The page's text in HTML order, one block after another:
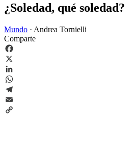
¿Soledad, qué soledad?
Mundo · Andrea Tornielli
Comparte
Facebook
X
LinkedIn
WhatsApp
Telegram
Email